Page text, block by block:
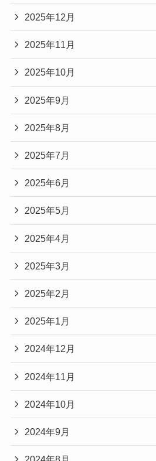
2025年12月
2025年11月
2025年10月
2025年9月
2025年8月
2025年7月
2025年6月
2025年5月
2025年4月
2025年3月
2025年2月
2025年1月
2024年12月
2024年11月
2024年10月
2024年9月